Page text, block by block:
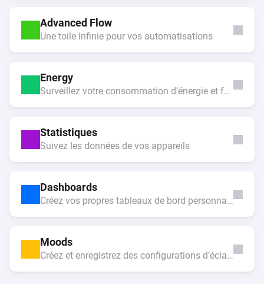
Advanced Flow
Une toile infinie pour vos automatisations
Energy
Surveillez votre consommation d’énergie et faites des économies
Statistiques
Suivez les données de vos appareils
Dashboards
Créez vos propres tableaux de bord personnalisés
Moods
Créez et enregistrez des configurations d’éclairage